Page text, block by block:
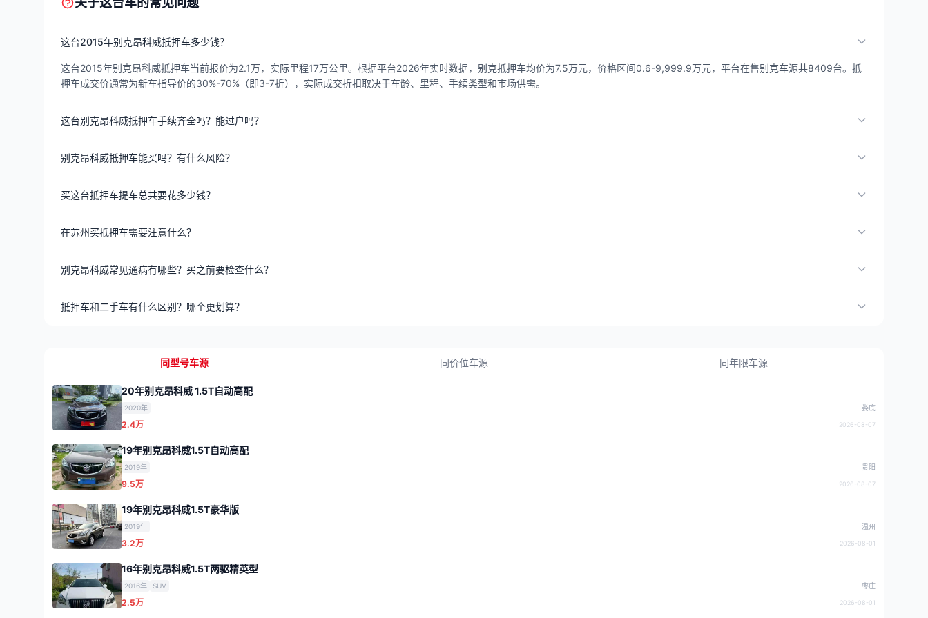
这台2015年别克昂科威抵押车多少钱？
这台2015年别克昂科威抵押车当前报价为2.1万，实际里程17万公里。根据平台2026年实时数据，别克抵押车均价为7.5万元，价格区间0.6-9,999.9万元，平台在售别克车源共8409台。抵
押车成交价通常为新车指导价的30%-70%（即3-7折），实际成交折扣取决于车龄、里程、手续类型和市场供需。
这台别克昂科威抵押车手续齐全吗？能过户吗？
别克昂科威抵押车能买吗？有什么风险？
买这台抵押车提车总共要花多少钱？
在苏州买抵押车需要注意什么？
别克昂科威常见通病有哪些？买之前要检查什么？
抵押车和二手车有什么区别？哪个更划算？
同型号车源 同价位车源 同年限车源
20年别克昂科威 1.5T自动高配
2020年 娄底
2.4万 2026-08-07
19年别克昂科威1.5T自动高配
2019年 贵阳
9.5万 2026-08-07
19年别克昂科威1.5T豪华版
2019年 温州
3.2万 2026-08-01
16年别克昂科威1.5T两驱精英型
2016年 SUV 枣庄
2.5万 2026-08-01